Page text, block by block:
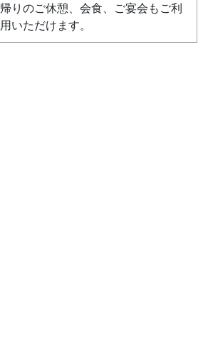
帰りのご休憩、会食、ご宴会もご利
用いただけます。